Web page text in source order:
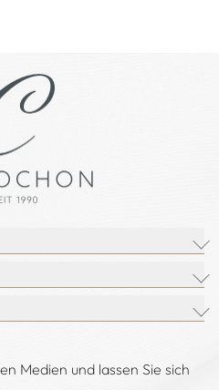
Medien und lassen Sie sich